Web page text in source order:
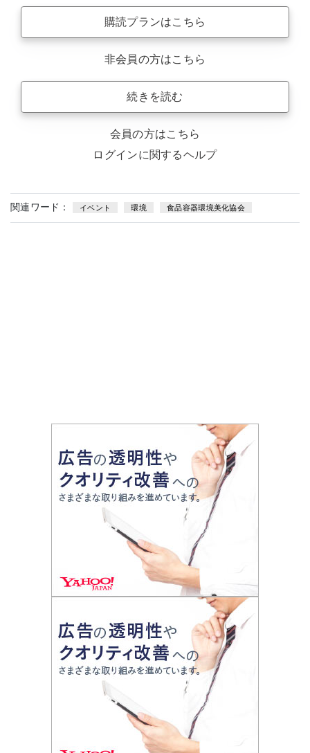
購読プランはこちら
非会員の方はこちら
続きを読む
会員の方はこちら
ログインに関するヘルプ
関連ワード： イベント 環境 食品容器環境美化協会